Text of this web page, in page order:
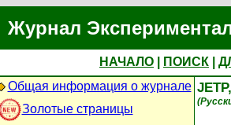
Журнал
НАЧАЛО ПОИСК
Общая информация о журнале
Золотые страницы